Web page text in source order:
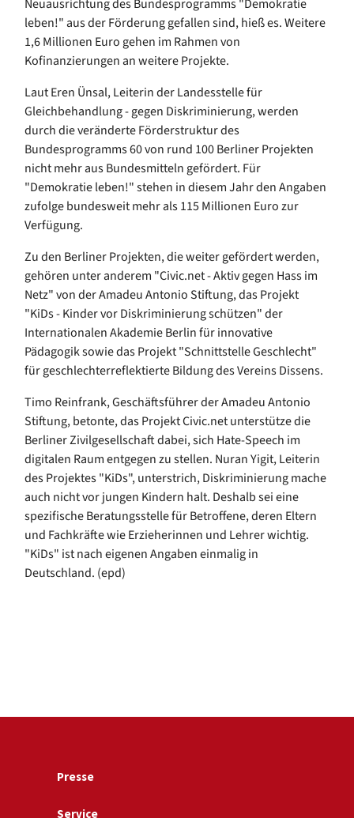
Neuausrichtung des Bundesprogramms "Demokratie
leben!" aus der Förderung gefallen sind, hieß es. Weitere
1,6 Millionen Euro gehen im Rahmen von
Kofinanzierungen an weitere Projekte.
Laut Eren Ünsal, Leiterin der Landesstelle für
Gleichbehandlung - gegen Diskriminierung, werden
durch die veränderte Förderstruktur des
Bundesprogramms 60 von rund 100 Berliner Projekten
nicht mehr aus Bundesmitteln gefördert. Für
"Demokratie leben!" stehen in diesem Jahr den Angaben
zufolge bundesweit mehr als 115 Millionen Euro zur
Verfügung.
Zu den Berliner Projekten, die weiter gefördert werden,
gehören unter anderem "Civic.net - Aktiv gegen Hass im
Netz" von der Amadeu Antonio Stiftung, das Projekt
"KiDs - Kinder vor Diskriminierung schützen" der
Internationalen Akademie Berlin für innovative
Pädagogik sowie das Projekt "Schnittstelle Geschlecht"
für geschlechterreflektierte Bildung des Vereins Dissens.
Timo Reinfrank, Geschäftsführer der Amadeu Antonio
Stiftung, betonte, das Projekt Civic.net unterstütze die
Berliner Zivilgesellschaft dabei, sich Hate-Speech im
digitalen Raum entgegen zu stellen. Nuran Yigit, Leiterin
des Projektes "KiDs", unterstrich, Diskriminierung mache
auch nicht vor jungen Kindern halt. Deshalb sei eine
spezifische Beratungsstelle für Betroffene, deren Eltern
und Fachkräfte wie Erzieherinnen und Lehrer wichtig.
"KiDs" ist nach eigenen Angaben einmalig in
Deutschland. (epd)
Presse
Service